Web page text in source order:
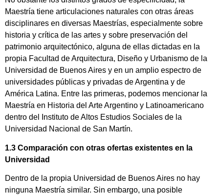
Maestría tiene articulaciones naturales con otras áreas
disciplinares en diversas Maestrías, especialmente sobre
historia y crítica de las artes y sobre preservación del
patrimonio arquitectónico, alguna de ellas dictadas en la
propia Facultad de Arquitectura, Diseño y Urbanismo de la
Universidad de Buenos Aires y en un amplio espectro de
universidades públicas y privadas de Argentina y de
América Latina. Entre las primeras, podemos mencionar la
Maestría en Historia del Arte Argentino y Latinoamericano
dentro del Instituto de Altos Estudios Sociales de la
Universidad Nacional de San Martín.
1.3 Comparación con otras ofertas existentes en la
Universidad
Dentro de la propia Universidad de Buenos Aires no hay
ninguna Maestría similar. Sin embargo, una posible